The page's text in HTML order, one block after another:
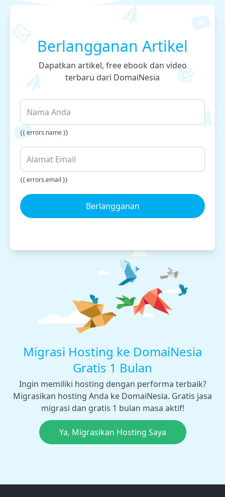
Berlangganan Artikel
Dapatkan artikel, free ebook dan video
terbaru dari DomaiNesia
{{ errors.name }}
{{ errors.email }}
Berlangganan
Migrasi Hosting ke DomaiNesia
Gratis 1 Bulan
Ingin memiliki hosting dengan performa terbaik?
Migrasikan hosting Anda ke DomaiNesia. Gratis jasa
migrasi dan gratis 1 bulan masa aktif!
Ya, Migrasikan Hosting Saya